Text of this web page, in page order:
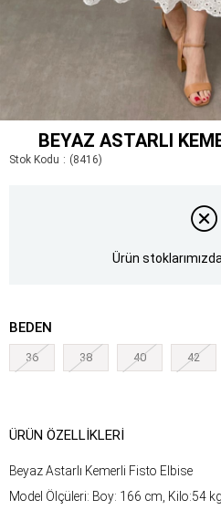
BEYAZ ASTARLI
Stok Kodu (8416)
Ürün
BEDEN
36 38 40 42
ÜRÜN ÖZELLIKLERI
Beyaz Astarlı Kemerli Fisto Elbise
Model Ölçüleri: Boy: 166 cm, Kilo:54 kg